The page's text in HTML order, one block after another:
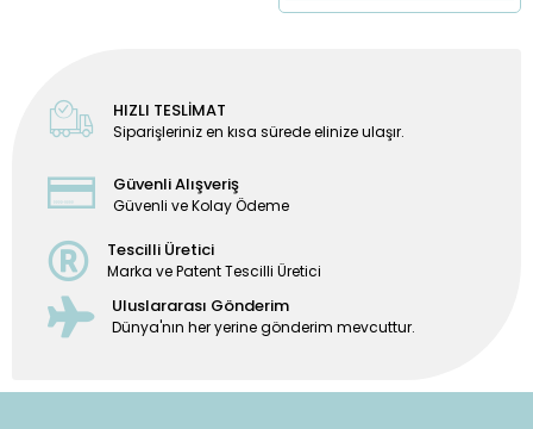
HIZLI TESLİMAT
Siparişleriniz en kısa sürede elinize ulaşır.
Güvenli Alışveriş
Güvenli ve Kolay Ödeme
Tescilli Üretici
Marka ve Patent Tescilli Üretici
Uluslararası Gönderim
Dünya'nın her yerine gönderim mevcuttur.